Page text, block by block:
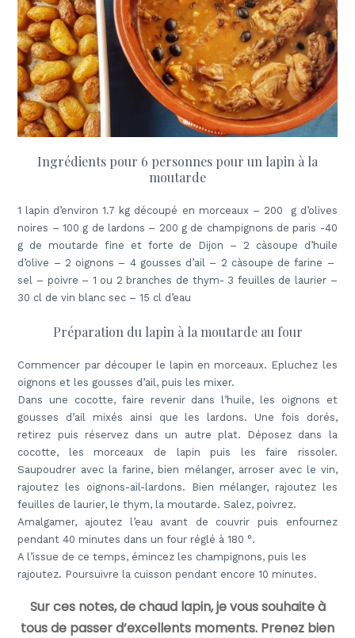
Ingrédients pour 6 personnes pour un lapin à la
moutarde
1 lapin d’environ 1.7 kg découpé en morceaux – 200 g d’olives
noires – 100 g de lardons – 200 g de champignons de paris -40
g de moutarde fine et forte de Dijon – 2 càsoupe d’huile
d’olive – 2 oignons – 4 gousses d’ail – 2 càsoupe de farine –
sel – poivre – 1 ou 2 branches de thym- 3 feuilles de laurier –
30 cl de vin blanc sec – 15 cl d’eau
Préparation du lapin à la moutarde au four
Commencer par découper le lapin en morceaux. Epluchez les
oignons et les gousses d’ail, puis les mixer.
Dans une cocotte, faire revenir dans l’huile, les oignons et
gousses d’ail mixés ainsi que les lardons. Une fois dorés,
retirez puis réservez dans un autre plat. Déposez dans la
cocotte, les morceaux de lapin puis les faire rissoler.
Saupoudrer avec la farine, bien mélanger, arroser avec le vin,
rajoutez les oignons-ail-lardons. Bien mélanger, rajoutez les
feuilles de laurier, le thym, la moutarde. Salez, poivrez.
Amalgamer, ajoutez l’eau avant de couvrir puis enfournez
pendant 40 minutes dans un four réglé à 180 °.
A l’issue de ce temps, émincez les champignons, puis les
rajoutez. Poursuivre la cuisson pendant encore 10 minutes.
Sur ces notes, de chaud lapin, je vous souhaite à
tous de passer d’excellents moments. Prenez bien